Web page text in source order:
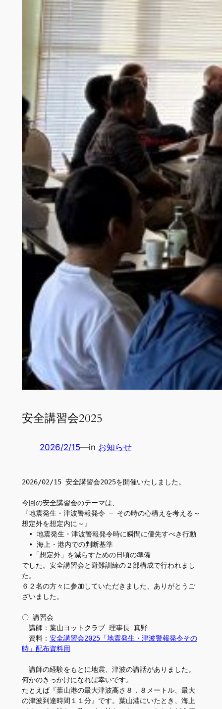
安全講習会2025
2026/2/15—in お知らせ
2026/02/15 安全講習会2025を開催いたしました。
今回の安全講習会のテーマは、
『地震発生・津波警報発令 ― その時の心構えを考える～
想定外を想定内に～』
• 地震発生・津波警報発令時に瞬間に優先すべき行動
• 海上・港内での判断基準
•「想定外」を減らすための日頃の準備
でした。安全講習会と避難訓練の２部構成で行われまし
た。
６２名の方々に参加していただきました、ありがとうご
ざいました。
〇 講習会
講師：葉山ヨットクラブ 理事長 真野
資料： 安全講習会2025「地震発生・津波警報発令その
時」配布資料用
講師の経験をもとに地震、津波の講話がありました。
何かのきっかけになれば幸いです。
たとえば『葉山港の最大津波高さ８．８メートル、最大
の津波到達時間１１分』です。葉山港にいたとき、海上